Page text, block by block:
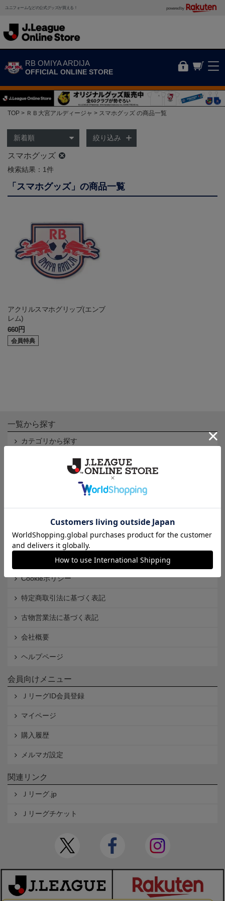
ユニフォームなどの公式グッズが買える！ powered by
RB OMIYA ARDIJA
OFFICIAL ONLINE STORE
TOP ＲＢ大宮アルディージャ スマホグッズ の商品一覧
絞り込み
スマホグッズ
検索結果：1件
「スマホグッズ」の商品一覧
アクリルスマホグリップ(エンブ
レム)
660円
会員特典
一覧から探す
カテゴリから探す
Ｊ2
Ｊリーグオンラインストアとは
利用規約
個人情報保護方針
Cookieポリシー
特定商取引法に基づく表記
古物営業法に基づく表記
会社概要
ヘルプページ
会員向けメニュー
ＪリーグID会員登録
マイページ
購入履歴
メルマガ設定
関連リンク
Ｊリーグ.jp
Ｊリーグチケット